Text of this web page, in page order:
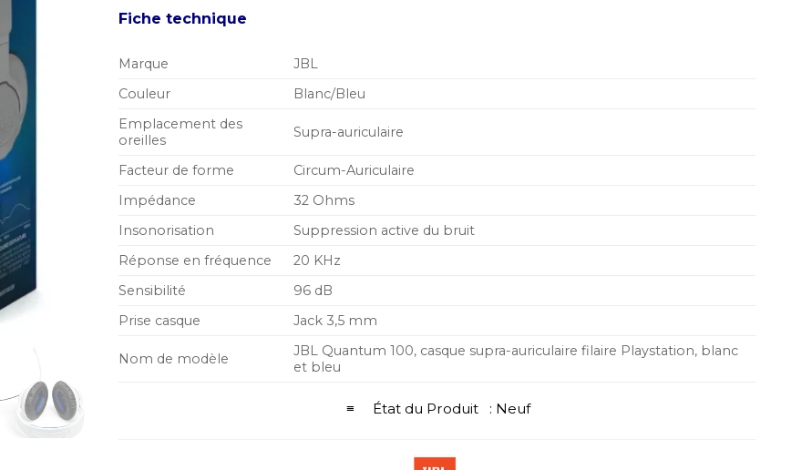
Fiche technique
Marque
JBL
Couleur
Blanc/Bleu
Emplacement des
oreilles
Supra-auriculaire
Facteur de forme
Circum-Auriculaire
Impédance
32 Ohms
Insonorisation
Suppression active du bruit
Réponse en fréquence
20 KHz
Sensibilité
96 dB
Prise casque
Jack 3,5 mm
Nom de modèle
JBL Quantum 100, casque supra-auriculaire filaire Playstation, blanc
et bleu
≡ État du Produit : Neuf